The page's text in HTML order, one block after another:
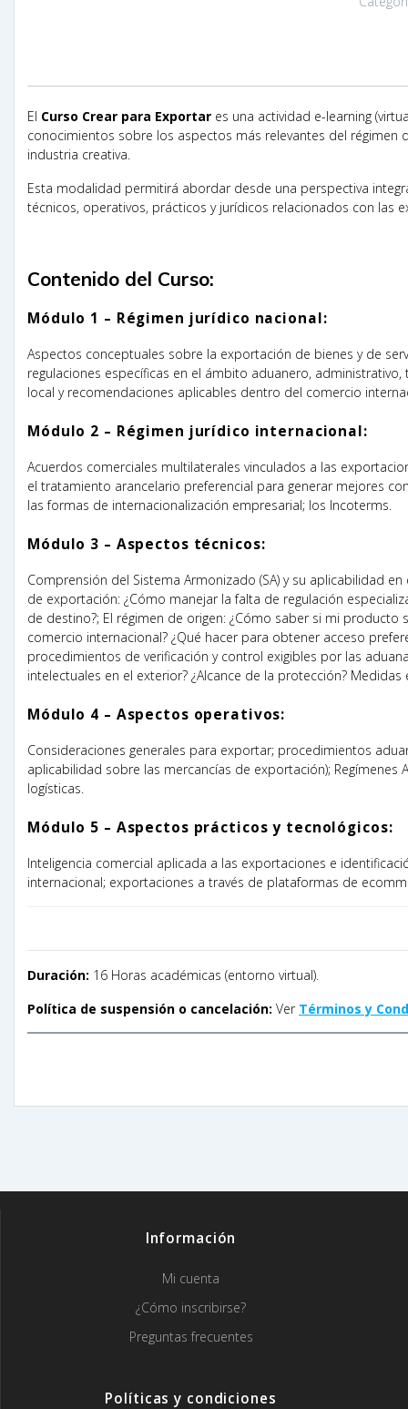
El Curso Crear para Exportar es una actividad e-learning
conocimientos sobre los aspectos más relevantes del régimen
industria creativa.
Esta modalidad permitirá abordar desde una perspectiva
técnicos, operativos, prácticos y jurídicos relacionados con las
Contenido del Curso:
Módulo 1 – Régimen jurídico nacional:
Aspectos conceptuales sobre la exportación de bienes y de
regulaciones específicas en el ámbito aduanero,
local y recomendaciones aplicables dentro del comercio
Módulo 2 – Régimen jurídico internacional:
Acuerdos comerciales multilaterales vinculados a las
el tratamiento arancelario preferencial para generar mejores
las formas de internacionalización empresarial; los Incoterms.
Módulo 3 – Aspectos técnicos:
Comprensión del Sistema Armonizado (SA) y su aplicabilidad
de exportación: ¿Cómo manejar la falta de regulación
de destino?; El régimen de origen: ¿Cómo saber si mi
comercio internacional? ¿Qué hacer para obtener acceso
procedimientos de verificación y control exigibles por las
intelectuales en el exterior? ¿Alcance de la protección? Medidas
Módulo 4 – Aspectos operativos:
Consideraciones generales para exportar; procedimientos
aplicabilidad sobre las mercancías de exportación);
logísticas.
Módulo 5 – Aspectos prácticos y tecnológicos:
Inteligencia comercial aplicada a las exportaciones e
internacional; exportaciones a través de plataformas de
Duración: 16 Horas académicas (entorno virtual).
Política de suspensión o cancelación: Ver Términos y
Información
Mi cuenta
¿Cómo inscribirse?
Preguntas frecuentes
Políticas y condiciones